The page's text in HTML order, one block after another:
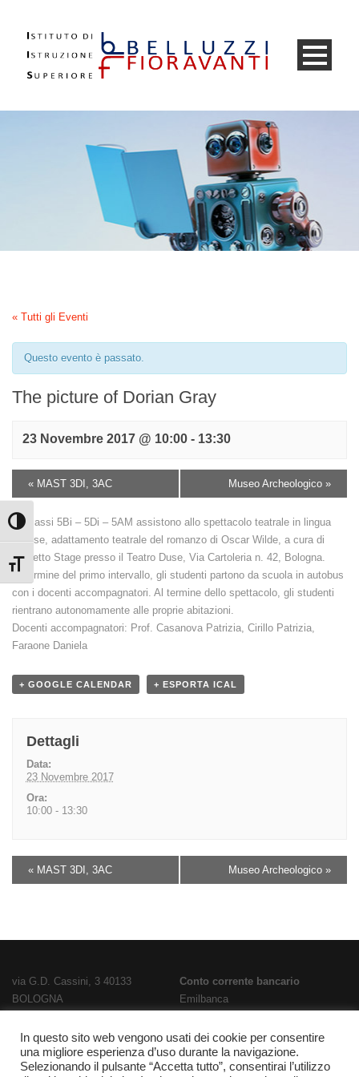
Attiva/disattiva alto contrasto
Attiva/disattiva dimensione testo
« Tutti gli Eventi
Questo evento è passato.
The picture of Dorian Gray
23 Novembre 2017 @ 10:00 - 13:30
« MAST 3DI, 3AC Museo Archeologico »
Le classi 5Bi – 5Di – 5AM assistono allo spettacolo teatrale in lingua
inglese, adattamento teatrale del romanzo di Oscar Wilde, a cura di
Palketto Stage presso il Teatro Duse, Via Cartoleria n. 42, Bologna.
Al termine del primo intervallo, gli studenti partono da scuola in autobus
con i docenti accompagnatori. Al termine dello spettacolo, gli studenti
rientrano autonomamente alle proprie abitazioni.
Docenti accompagnatori: Prof. Casanova Patrizia, Cirillo Patrizia,
Faraone Daniela
+ GOOGLE CALENDAR + ESPORTA ICAL
Dettagli
Data:
23 Novembre 2017
Ora:
10:00 - 13:30
« MAST 3DI, 3AC Museo Archeologico »
via G.D. Cassini, 3 40133
BOLOGNA
E-Mail:bois02300g@istruzione.it
PEC: bois02300g@pec.istruzione.it
Codice meccanografico
Conto corrente bancario
Emilbanca
IT28T0707236670000000186800
Codice FatturazioneUFPL93
Codice IPAistsc_bois02300g
In questo sito web vengono usati dei cookie per consentire
una migliore esperienza d’uso durante la navigazione.
Selezionando il pulsante “Accetta tutto”, consentirai l’utilizzo